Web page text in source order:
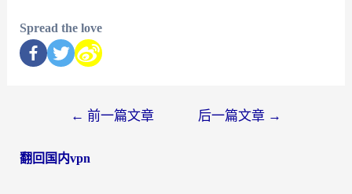
Spread the love
← 前一篇文章 后一篇文章 →
翻回国内vpn